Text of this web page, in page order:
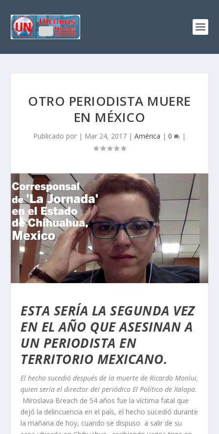
OTRO PERIODISTA MUERE
EN MÉXICO
Publicado por | Mar 24, 2017 | América | 0 |
ESTA SERÍA LA SEGUNDA VEZ
EN EL AÑO QUE ASESINAN A
UN PERIODISTA EN
TERRITORIO MEXICANO.
El hecho sucedió después de la muerte de Ricardo Monlui,
quien sería el director del periódico El Político de Xalapa.
Miroslava Breach de 54 años fue la víctima fatal que
dejó la delincuencia en el país, el hecho sucedió durante
la mañana de hoy, cuando se dispuso a salir de su